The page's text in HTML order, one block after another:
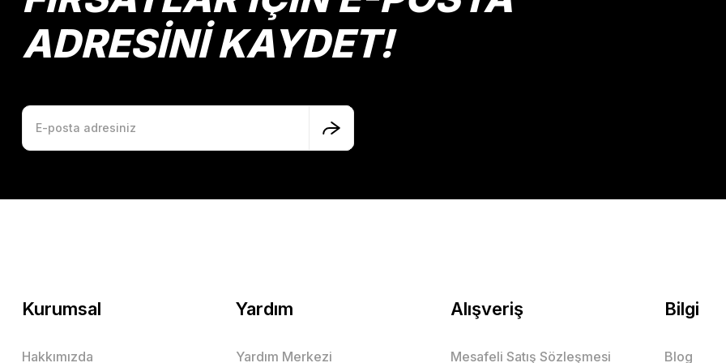
ADRESİNİ KAYDET!
Kurumsal
Hakkımızda
Yardım
Yardım Merkezi
Alışveriş
Mesafeli Satış Sözleşmesi
Bilgi
Blog